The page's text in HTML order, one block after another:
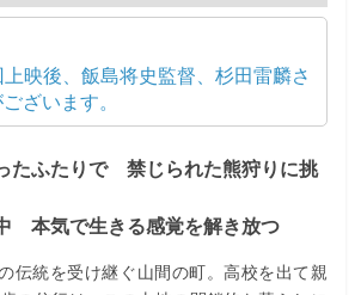
映後、飯島将史監督、杉田雷麟さ
ざいます。
たふたりで 禁じられた熊狩りに挑
本気で生きる感覚を解き放つ
伝統を受け継ぐ山間の町。高校を出て親